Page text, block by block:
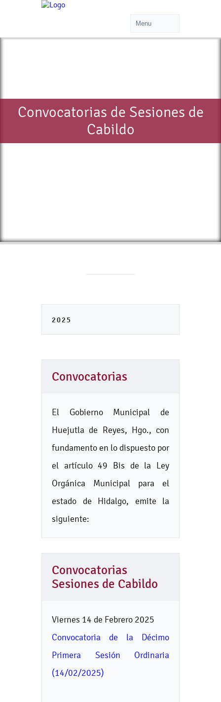
Convocatorias de Sesiones de
Cabildo
2025
Convocatorias
El Gobierno Municipal de
Huejutla de Reyes, Hgo., con
fundamento en lo dispuesto por
el artículo 49 Bis de la Ley
Orgánica Municipal para el
estado de Hidalgo, emite la
siguiente:
Convocatorias
Sesiones de Cabildo
Viernes 14 de Febrero 2025
Convocatoria de la Décimo
Primera Sesión Ordinaria
(14/02/2025)